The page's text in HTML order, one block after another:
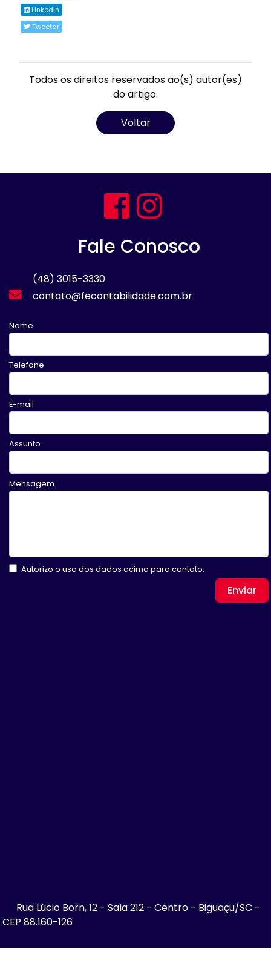
Linkedin
Tweetar
Todos os direitos reservados ao(s) autor(es)
do artigo.
Voltar
Fale Conosco
(48) 3015-3330
contato@fecontabilidade.com.br
Nome
Telefone
E-mail
Assunto
Mensagem
Autorizo o uso dos dados acima para contato.
Enviar
Rua Lúcio Born, 12 - Sala 212 - Centro - Biguaçu/SC -
CEP 88.160-126